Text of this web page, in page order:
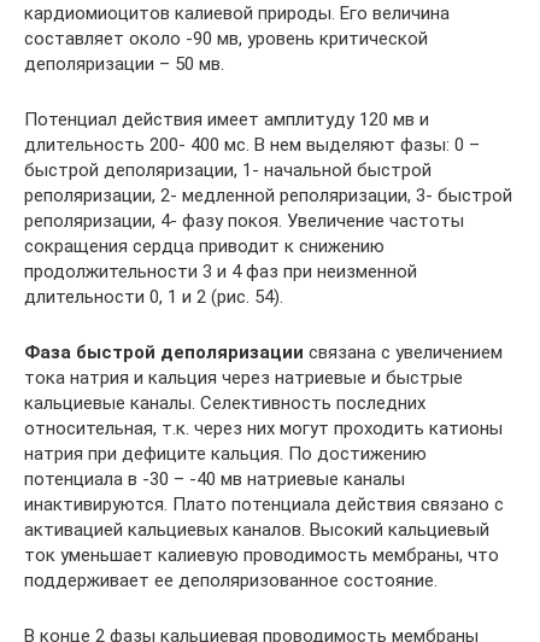
кардиомиоцитов калиевой природы. Его величина
составляет около -90 мв, уровень критической
деполяризации – 50 мв.
Потенциал действия имеет амплитуду 120 мв и
длительность 200- 400 мс. В нем выделяют фазы: 0 –
быстрой деполяризации, 1- начальной быстрой
реполяризации, 2- медленной реполяризации, 3- быстрой
реполяризации, 4- фазу покоя. Увеличение частоты
сокращения сердца приводит к снижению
продолжительности 3 и 4 фаз при неизменной
длительности 0, 1 и 2 (рис. 54).
Фаза быстрой деполяризации связана с увеличением
тока натрия и кальция через натриевые и быстрые
кальциевые каналы. Селективность последних
относительная, т.к. через них могут проходить катионы
натрия при дефиците кальция. По достижению
потенциала в -30 – -40 мв натриевые каналы
инактивируются. Плато потенциала действия связано с
активацией кальциевых каналов. Высокий кальциевый
ток уменьшает калиевую проводимость мембраны, что
поддерживает ее деполяризованное состояние.
В конце 2 фазы кальциевая проводимость мембраны